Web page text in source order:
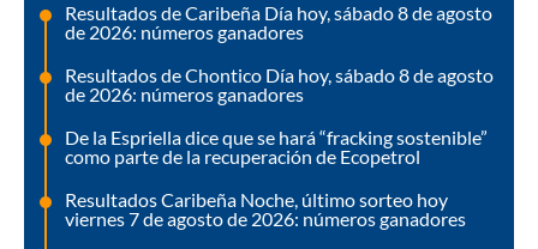
Resultados de Caribeña Día hoy, sábado 8 de agosto
de 2026: números ganadores
Resultados de Chontico Día hoy, sábado 8 de agosto
de 2026: números ganadores
De la Espriella dice que se hará “fracking sostenible”
como parte de la recuperación de Ecopetrol
Resultados Caribeña Noche, último sorteo hoy
viernes 7 de agosto de 2026: números ganadores